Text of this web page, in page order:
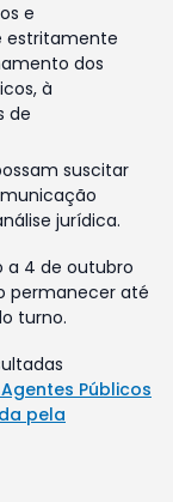
e
estritamente
dos
à
de
suscitar
jurídica.
a 4 de outubro
permanecer até
turno.
Públicos
pela